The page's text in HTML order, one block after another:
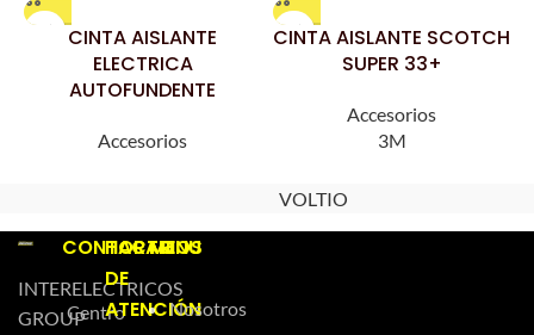
CINTA AISLANTE
ELECTRICA
AUTOFUNDENTE
Accesorios
CINTA AISLANTE SCOTCH
SUPER 33+
Accesorios
3M
VOLTIO
INTERELECTRICOS
GROUP
CONTACTO
Centro
HORARIOS
DE
ATENCIÓN
MENU
Nosotros